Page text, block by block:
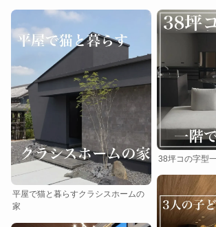
平屋で猫と暮らすクラシスホームの
家
38坪コの字型